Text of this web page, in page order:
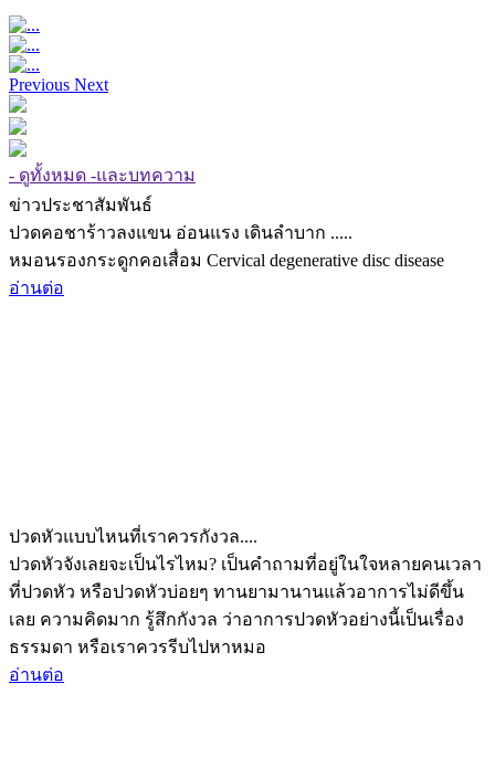
Previous Next
- ดูทั้งหมด -และบทความ
ข่าวประชาสัมพันธ์
ปวดคอชาร้าวลงแขน อ่อนแรง เดินลำบาก .....
หมอนรองกระดูกคอเสื่อม Cervical degenerative disc disease
อ่านต่อ
ปวดหัวแบบไหนที่เราควรกังวล....
ปวดหัวจังเลยจะเป็นไรไหม? เป็นคำถามที่อยู่ในใจหลายคนเวลา
ที่ปวดหัว หรือปวดหัวบ่อยๆ ทานยามานานแล้วอาการไม่ดีขึ้น
เลย ความคิดมาก รู้สึกกังวล ว่าอาการปวดหัวอย่างนี้เป็นเรื่อง
ธรรมดา หรือเราควรรีบไปหาหมอ
อ่านต่อ